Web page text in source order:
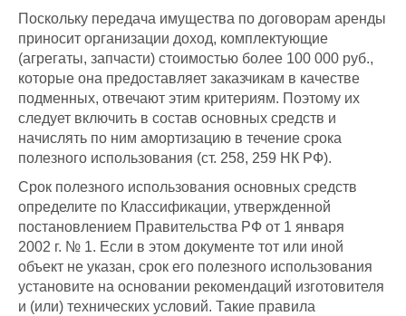
Поскольку передача имущества по договорам аренды
приносит организации доход, комплектующие
(агрегаты, запчасти) стоимостью более 100 000 руб.,
которые она предоставляет заказчикам в качестве
подменных, отвечают этим критериям. Поэтому их
следует включить в состав основных средств и
начислять по ним амортизацию в течение срока
полезного использования (ст. 258, 259 НК РФ).
Срок полезного использования основных средств
определите по Классификации, утвержденной
постановлением Правительства РФ от 1 января
2002 г. № 1. Если в этом документе тот или иной
объект не указан, срок его полезного использования
установите на основании рекомендаций изготовителя
и (или) технических условий. Такие правила